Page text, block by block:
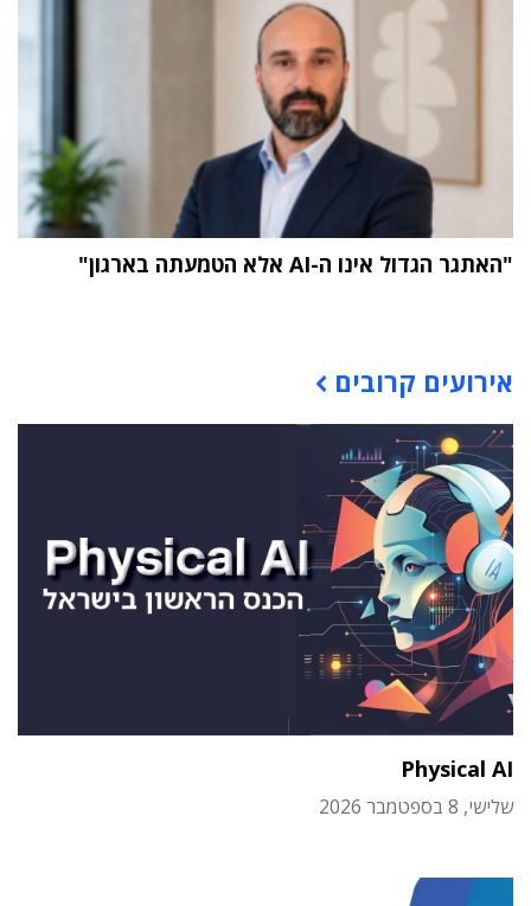
"האתגר הגדול אינו ה-AI אלא הטמעתה בארגון"
אירועים קרובים
Physical AI
שלישי, 8 בספטמבר 2026